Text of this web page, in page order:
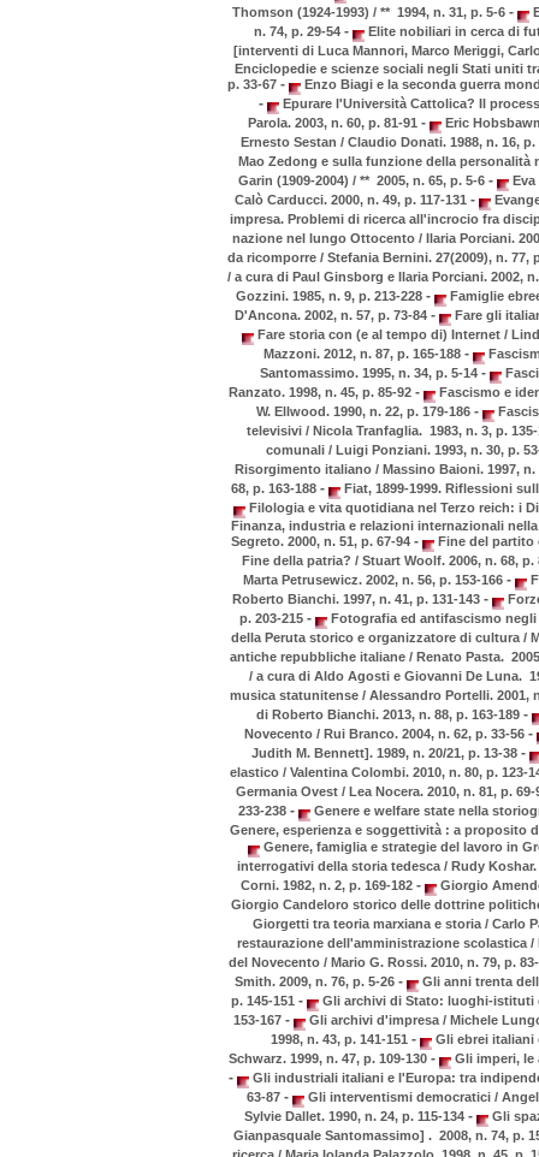
Thomson (1924-1993) / ** 1994, n. 31, p. 5-6 -
n. 74, p. 29-54 -
Elite nobiliari in cerca di
[interventi di Luca Mannori, Marco Meriggi,
Enciclopedie e scienze sociali negli Stati uniti
p. 33-67 - Enzo Biagi e la seconda guerra
-
Epurare l'Università Cattolica? Il
Parola. 2003, n. 60, p. 81-91 -
Eric
Ernesto Sestan / Claudio Donati. 1988, n. 16, p.
Mao Zedong e sulla funzione della personalità
Garin (1909-2004) / ** 2005, n. 65, p. 5-6 -
Calò Carducci. 2000, n. 49, p. 117-131 -
impresa. Problemi di ricerca all'incrocio fra
nazione nel lungo Ottocento / Ilaria Porciani.
da ricomporre / Stefania Bernini. 27(2009), n. 77,
/ a cura di Paul Ginsborg e Ilaria Porciani. 2002,
Gozzini. 1985, n. 9, p. 213-228 -
Famiglie
D'Ancona. 2002, n. 57, p. 73-84 -
Fare gli
Fare storia con (e al tempo di) Internet /
Mazzoni. 2012, n. 87, p. 165-188 -
Santomassimo. 1995, n. 34, p. 5-14 -
Ranzato. 1998, n. 45, p. 85-92 -
Fascismo e
W. Ellwood. 1990, n. 22, p. 179-186 -
televisivi / Nicola Tranfaglia. 1983, n. 3, p.
comunali / Luigi Ponziani. 1993, n. 30, p.
Risorgimento italiano / Massino Baioni. 1997, n.
68, p. 163-188 -
Fiat, 1899-1999. Riflessioni
Filologia e vita quotidiana nel Terzo reich: i
Finanza, industria e relazioni internazionali
Segreto. 2000, n. 51, p. 67-94 -
Fine del partito
Fine della patria? / Stuart Woolf. 2006, n. 68, p.
Marta Petrusewicz. 2002, n. 56, p. 153-166 -
Roberto Bianchi. 1997, n. 41, p. 131-143 -
p. 203-215 -
Fotografia ed antifascismo negli
della Peruta storico e organizzatore di cultura /
antiche repubbliche italiane / Renato Pasta.
/ a cura di Aldo Agosti e Giovanni De Luna.
musica statunitense / Alessandro Portelli. 2001,
di Roberto Bianchi. 2013, n. 88, p. 163-189 -
Novecento / Rui Branco. 2004, n. 62, p. 33-56 -
Judith M. Bennett]. 1989, n. 20/21, p. 13-38 -
elastico / Valentina Colombi. 2010, n. 80, p. 123-
Germania Ovest / Lea Nocera. 2010, n. 81, p.
233-238 -
Genere e welfare state nella
Genere, esperienza e soggettività : a proposito
Genere, famiglia e strategie del lavoro in
interrogativi della storia tedesca / Rudy Koshar.
Corni. 1982, n. 2, p. 169-182 -
Giorgio
Giorgio Candeloro storico delle dottrine
Giorgetti tra teoria marxiana e storia / Carlo
restaurazione dell'amministrazione scolastica /
del Novecento / Mario G. Rossi. 2010, n. 79, p.
Smith. 2009, n. 76, p. 5-26 -
Gli anni trenta
p. 145-151 -
Gli archivi di Stato: luoghi-istituti
153-167 -
Gli archivi d'impresa / Michele
1998, n. 43, p. 141-151 -
Gli ebrei italiani
Schwarz. 1999, n. 47, p. 109-130 - Gli imperi, le
-
Gli industriali italiani e l'Europa: tra
63-87 -
Gli interventismi democratici /
Sylvie Dallet. 1990, n. 24, p. 115-134 -
Gli
Gianpasquale Santomassimo] . 2008, n. 74, p.